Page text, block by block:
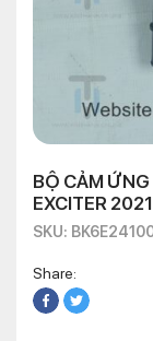
BỘ CẢM
EXCITER 2021
SKU:
Share: